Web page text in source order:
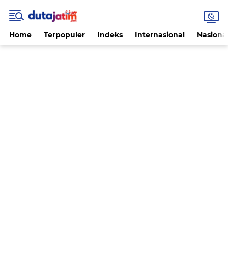
Home Terpopuler Indeks Internasional